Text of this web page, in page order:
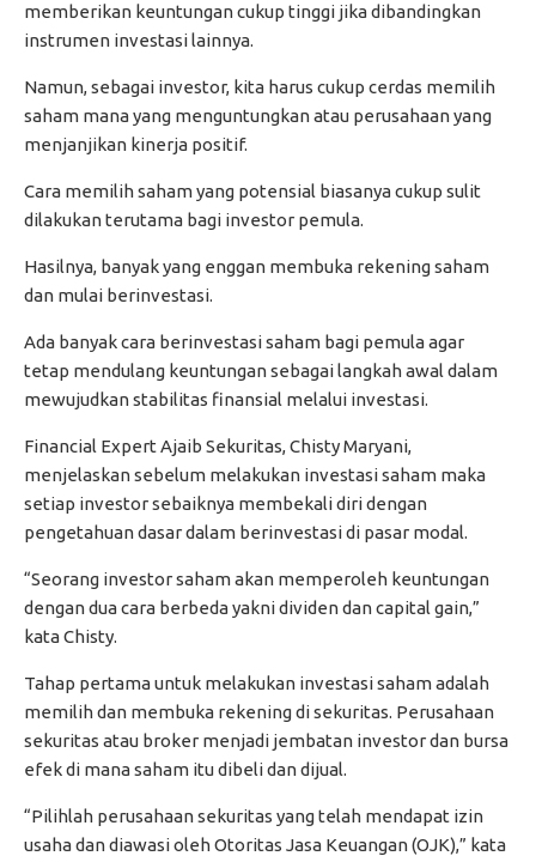
memberikan keuntungan cukup tinggi jika dibandingkan
instrumen investasi lainnya.
Namun, sebagai investor, kita harus cukup cerdas memilih
saham mana yang menguntungkan atau perusahaan yang
menjanjikan kinerja positif.
Cara memilih saham yang potensial biasanya cukup sulit
dilakukan terutama bagi investor pemula.
Hasilnya, banyak yang enggan membuka rekening saham
dan mulai berinvestasi.
Ada banyak cara berinvestasi saham bagi pemula agar
tetap mendulang keuntungan sebagai langkah awal dalam
mewujudkan stabilitas finansial melalui investasi.
Financial Expert Ajaib Sekuritas, Chisty Maryani,
menjelaskan sebelum melakukan investasi saham maka
setiap investor sebaiknya membekali diri dengan
pengetahuan dasar dalam berinvestasi di pasar modal.
“Seorang investor saham akan memperoleh keuntungan
dengan dua cara berbeda yakni dividen dan capital gain,”
kata Chisty.
Tahap pertama untuk melakukan investasi saham adalah
memilih dan membuka rekening di sekuritas. Perusahaan
sekuritas atau broker menjadi jembatan investor dan bursa
efek di mana saham itu dibeli dan dijual.
“Pilihlah perusahaan sekuritas yang telah mendapat izin
usaha dan diawasi oleh Otoritas Jasa Keuangan (OJK),” kata